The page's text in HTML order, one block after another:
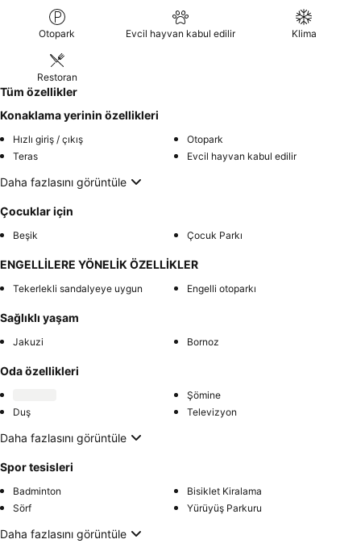
Otopark Evcil hayvan kabul edilir Klima
Restoran
Tüm özellikler
Konaklama yerinin özellikleri
Hızlı giriş / çıkış
Otopark
Teras
Evcil hayvan kabul edilir
Daha fazlasını görüntüle
Çocuklar için
Beşik Çocuk Parkı
ENGELLİLERE YÖNELİK ÖZELLİKLER
Tekerlekli sandalyeye uygun Engelli otoparkı
Sağlıklı yaşam
Jakuzi Bornoz
Oda özellikleri
Şömine
Duş
Televizyon
Daha fazlasını görüntüle
Spor tesisleri
Badminton
Bisiklet Kiralama
Sörf
Yürüyüş Parkuru
Daha fazlasını görüntüle